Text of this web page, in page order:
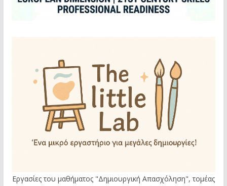
Εργασίες του μαθήματος "Δημιουργική Απασχόληση", τομέας